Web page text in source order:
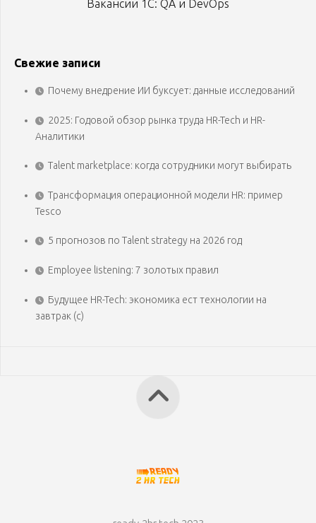
Вакансии 1С: QA и DevOps
Свежие записи
Почему внедрение ИИ буксует: данные исследований
2025: Годовой обзор рынка труда HR-Tech и HR-
Аналитики
Talent marketplace: когда сотрудники могут выбирать
Трансформация операционной модели HR: пример
Tesco
5 прогнозов по Talent strategy на 2026 год
Employee listening: 7 золотых правил
Будущее HR-Tech: экономика ест технологии на
завтрак (с)